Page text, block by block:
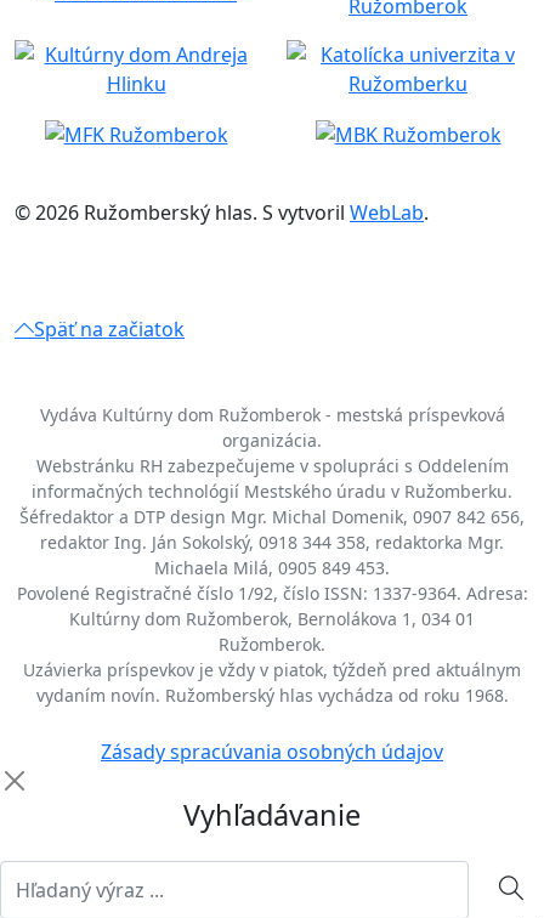
© 2026 Ružomberský hlas. S vytvoril WebLab.
Späť na začiatok
Vydáva Kultúrny dom Ružomberok - mestská príspevková
organizácia.
Webstránku RH zabezpečujeme v spolupráci s Oddelením
informačných technológií Mestského úradu v Ružomberku.
Šéfredaktor a DTP design Mgr. Michal Domenik, 0907 842 656,
redaktor Ing. Ján Sokolský, 0918 344 358, redaktorka Mgr.
Michaela Milá, 0905 849 453.
Povolené Registračné číslo 1/92, číslo ISSN: 1337-9364. Adresa:
Kultúrny dom Ružomberok, Bernolákova 1, 034 01
Ružomberok.
Uzávierka príspevkov je vždy v piatok, týždeň pred aktuálnym
vydaním novín. Ružomberský hlas vychádza od roku 1968.
Zásady spracúvania osobných údajov
Vyhľadávanie